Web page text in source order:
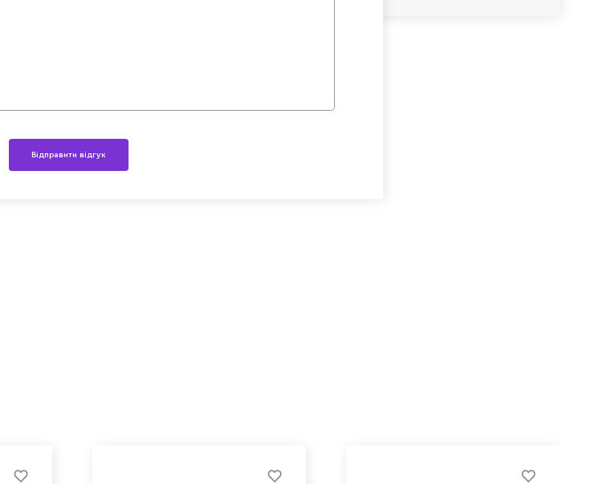
Відправити відгук